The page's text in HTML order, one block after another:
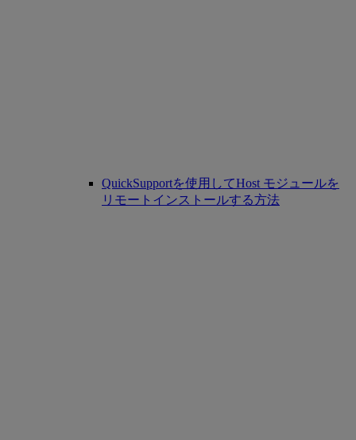
QuickSupportを使用してHost モジュールを
リモートインストールする方法